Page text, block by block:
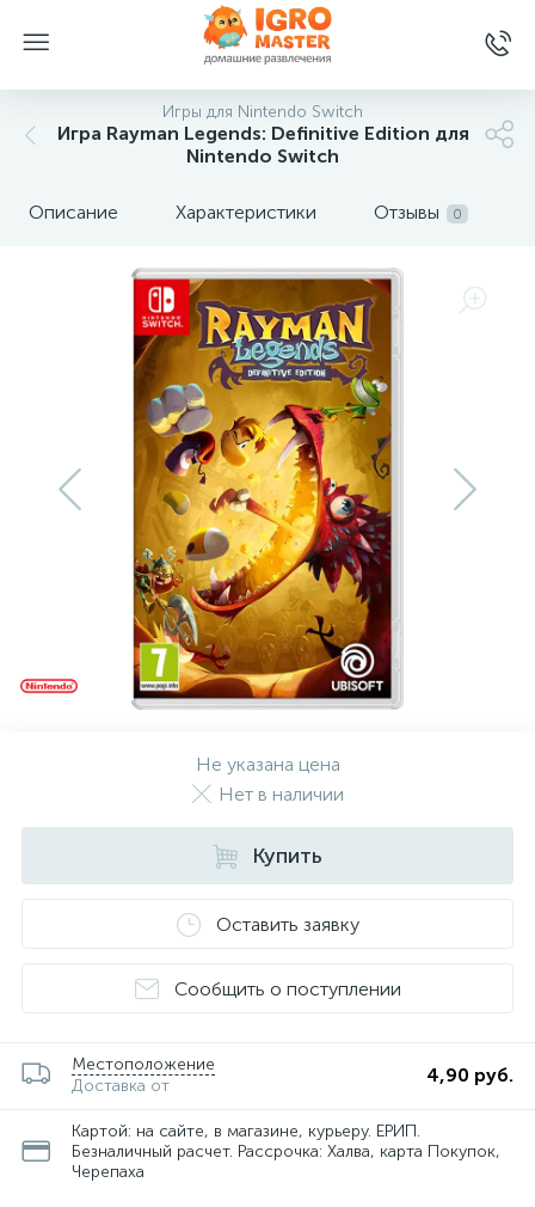
Игры для Nintendo Switch
Игра Rayman Legends: Definitive Edition для
Nintendo Switch
Описание Характеристики Отзывы 0
Не указана цена
Нет в наличии
Купить
Оставить заявку
Сообщить о поступлении
Местоположение
Доставка от
4,90 руб.
Картой: на сайте, в магазине, курьеру. ЕРИП.
Безналичный расчет. Рассрочка: Халва, карта Покупок,
Черепаха